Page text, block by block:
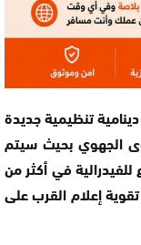
تنظيمية جديدة
الجهوي بحيث سيتم
في أكثر من
إعلام القرب على